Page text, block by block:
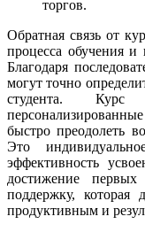
торгов.
Обратная связь от
процесса обучения и
Благодаря
могут точно
студента. Курс
быстро преодолеть
Это
эффективность
достижение
поддержку, которая
продуктивным и